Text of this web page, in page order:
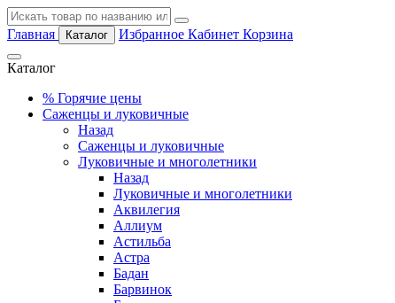
Главная Каталог Избранное Кабинет Корзина
Каталог
% Горячие цены
Саженцы и луковичные
Назад
Саженцы и луковичные
Луковичные и многолетники
Назад
Луковичные и многолетники
Аквилегия
Аллиум
Астильба
Астра
Бадан
Барвинок